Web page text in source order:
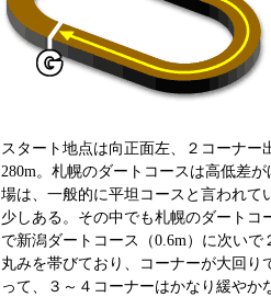
スタート地点は向正面左、２コーナ
280m。札幌のダートコースは高低差
場は、一般的に平坦コースと言われて
少しある。その中でも札幌のダートコ
で新潟ダートコース（0.6m）に次い
丸みを帯びており、コーナーが大回
って、３～４コーナーはかなり緩やか